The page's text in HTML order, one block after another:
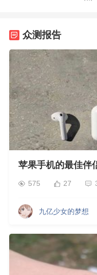
众测报告
苹果手机的最佳伴
575 27
九亿少女的梦想